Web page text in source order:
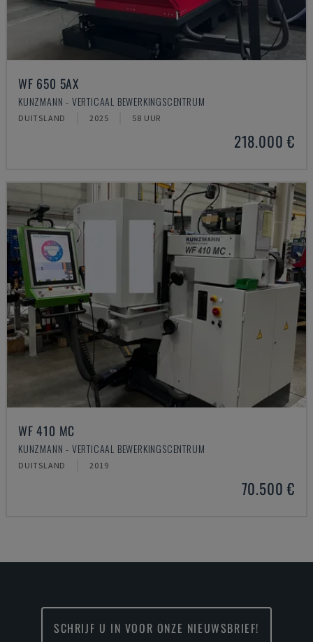
WF 650 5AX
KUNZMANN - VERTICAAL BEWERKINGSCENTRUM
DUITSLAND 2025 58 UUR
218.000 €
WF 410 MC
KUNZMANN - VERTICAAL BEWERKINGSCENTRUM
DUITSLAND 2019
70.500 €
SCHRIJF U IN VOOR ONZE NIEUWSBRIEF!